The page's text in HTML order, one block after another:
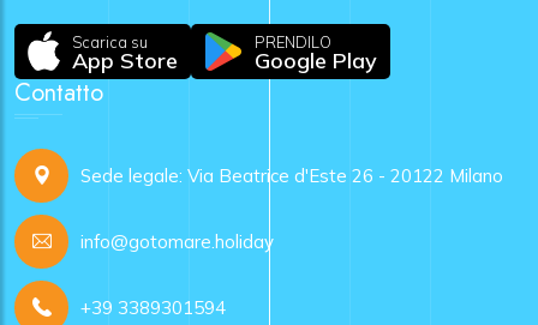
Scarica su
App Store
PRENDILO
Google Play
Contatto
Sede legale: Via Beatrice d'Este 26 - 20122 Milano
info@gotomare.holiday
+39 3389301594